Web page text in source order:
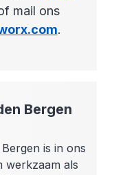
mail ons
.
Bergen
is in ons
werkzaam als